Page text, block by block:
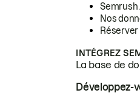
Semrush
Nos
INTÉGREZ
La base de
Développez-